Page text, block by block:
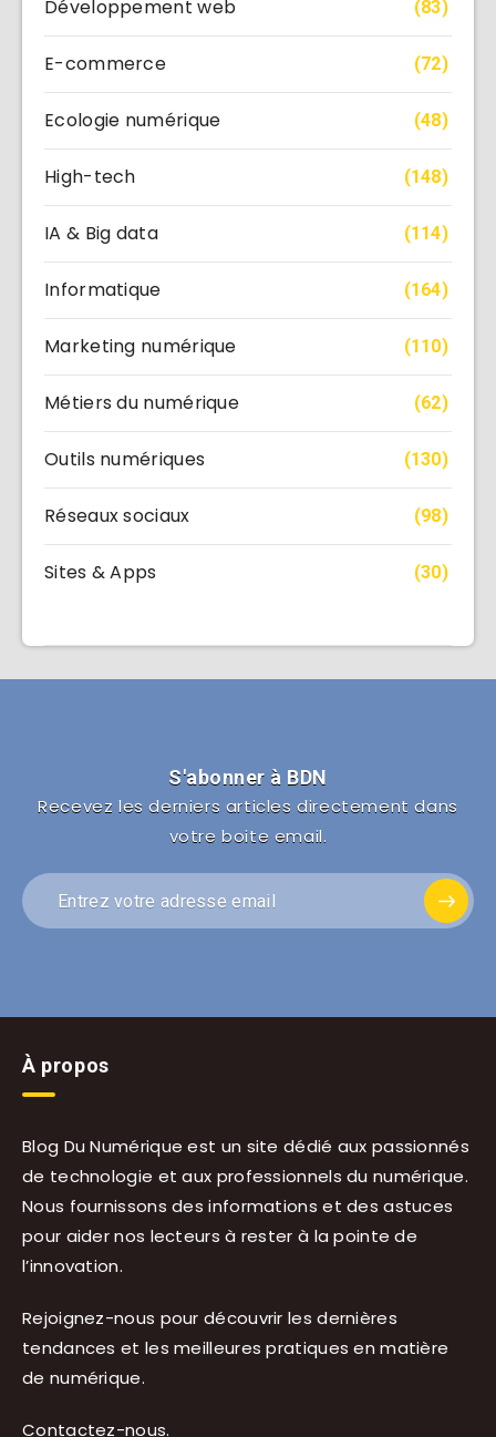
Développement web (83)
E-commerce (72)
Ecologie numérique (48)
High-tech (148)
IA & Big data (114)
Informatique (164)
Marketing numérique (110)
Métiers du numérique (62)
Outils numériques (130)
Réseaux sociaux (98)
Sites & Apps (30)
S'abonner à BDN
Recevez les derniers articles directement dans
votre boite email.
À propos
Blog Du Numérique est un site dédié aux passionnés
de technologie et aux professionnels du numérique.
Nous fournissons des informations et des astuces
pour aider nos lecteurs à rester à la pointe de
l’innovation.
Rejoignez-nous pour découvrir les dernières
tendances et les meilleures pratiques en matière
de numérique.
Contactez-nous.